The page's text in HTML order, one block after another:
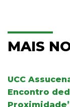
MAIS
UCC
Encontro